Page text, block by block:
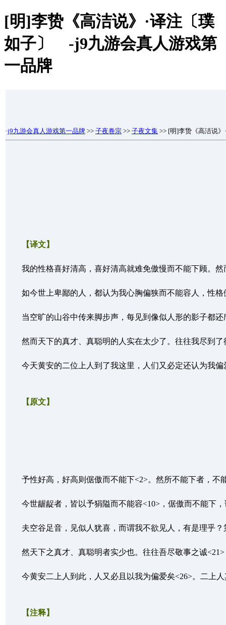
[明]李贽《高洁说》·译注〔璞
如子〕 -j9九游会真人游戏第
一品牌
·j9九游会真人游戏第一品牌 >> 子夜卷宗 >> 子夜文集 >> [明]李贽《高洁说》
【译文】
我的性格喜好清高，喜好清高就难免傲慢而不能下顾。然
如今世上卑鄙的人，都认为我心胸偏狭而不能容人，性格
当空旷的山谷中传来脚步声，每见到像似人形的影子都还
然而天下的真才、真聪明的人实在太少了。往往我尽到了
今天黄安的二位上人到了我这里，人们又必定还认为我偏
【原文】
予性好高，好高则倨傲而不能下<2>。然所不能下者，不能
今世龌龊者，皆以予狷隘而不能容<10>，倨傲而不能下，
夫空谷足音，见似人犹喜，而谓我不欲见人，有是理乎？
然天下之真才、真聪明者实少也。往往吾尽敬事之诚<21>
今黄安二上人到此，人又必且以我为偏爱矣<26>。二上人
【注释】